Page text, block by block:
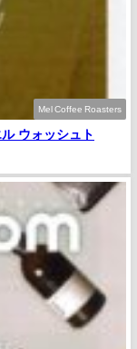
Mel Coffee Roasters
ウォッシュト